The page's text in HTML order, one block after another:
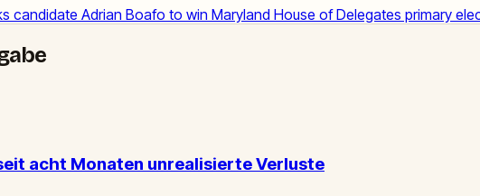
candidate Adrian Boafo to win Maryland House of Delegates primary
acht Monaten unrealisierte Verluste